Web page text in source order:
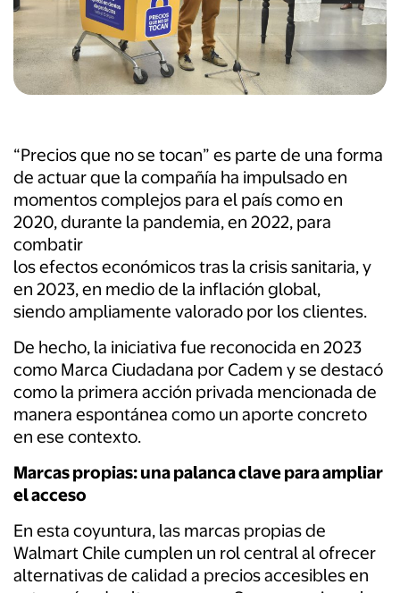
“Precios que no se tocan” es parte de una forma
de actuar que la compañía ha impulsado en
momentos complejos para el país como en
2020, durante la pandemia, en 2022, para
combatir
los efectos económicos tras la crisis sanitaria, y
en 2023, en medio de la inflación global,
siendo ampliamente valorado por los clientes.
De hecho, la iniciativa fue reconocida en 2023
como Marca Ciudadana por Cadem y se destacó
como la primera acción privada mencionada de
manera espontánea como un aporte concreto
en ese contexto.
Marcas propias: una palanca clave para ampliar
el acceso
En esta coyuntura, las marcas propias de
Walmart Chile cumplen un rol central al ofrecer
alternativas de calidad a precios accesibles en